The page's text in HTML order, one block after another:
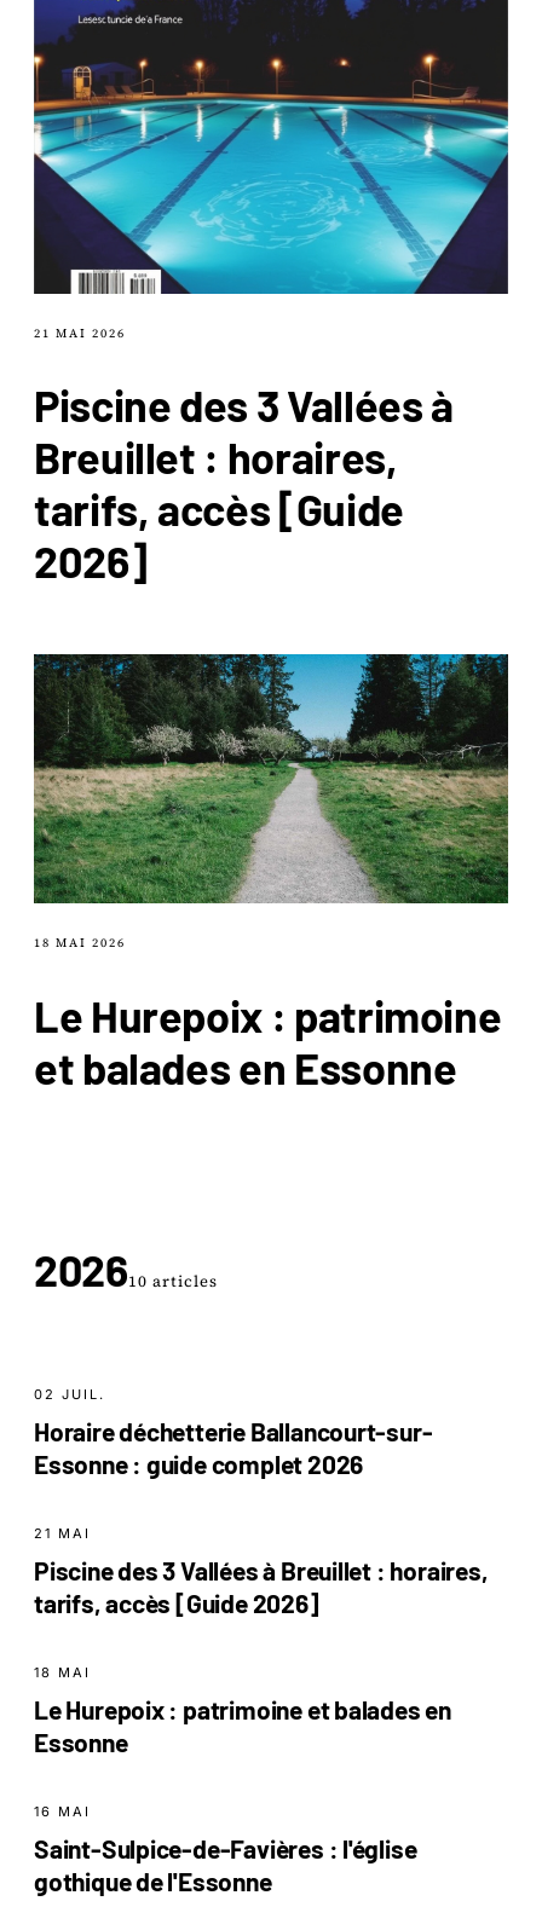
21 MAI 2026
Piscine des 3 Vallées à
Breuillet : horaires,
tarifs, accès [Guide
2026]
18 MAI 2026
Le Hurepoix : patrimoine
et balades en Essonne
202610 articles
02 JUIL.
Horaire déchetterie Ballancourt-sur-
Essonne : guide complet 2026
21 MAI
Piscine des 3 Vallées à Breuillet : horaires,
tarifs, accès [Guide 2026]
18 MAI
Le Hurepoix : patrimoine et balades en
Essonne
16 MAI
Saint-Sulpice-de-Favières : l'église
gothique de l'Essonne